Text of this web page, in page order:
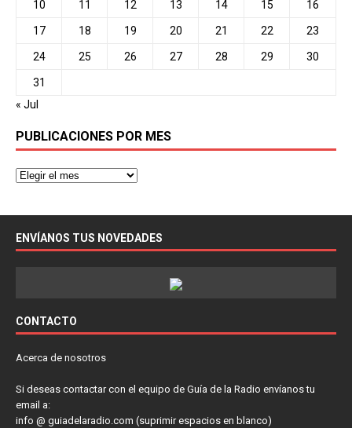
10 11 12 13 14 15 16
17 18 19 20 21 22 23
24 25 26 27 28 29 30
31
« Jul
PUBLICACIONES POR MES
ENVÍANOS TUS NOVEDADES
CONTACTO
Acerca de nosotros
Si deseas contactar con el equipo de Guía de la Radio envíanos tu
email a:
info @ guiadelaradio.com (suprimir espacios en blanco)